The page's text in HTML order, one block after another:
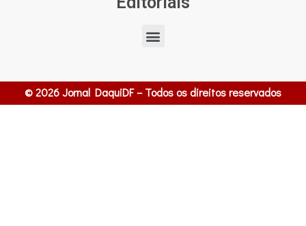
© 2026 Jornal DaquiDF – Todos os direitos reservados